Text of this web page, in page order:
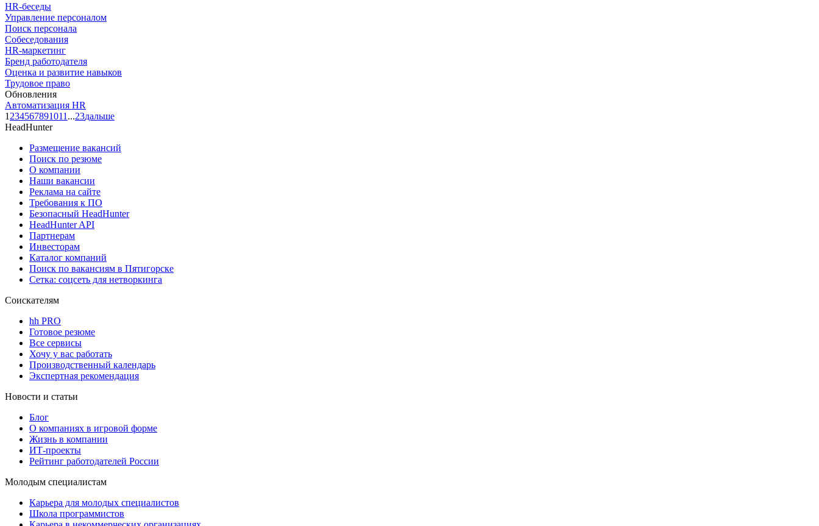
HR-беседы
Управление персоналом
Поиск персонала
Собеседования
HR-маркетинг
Бренд работодателя
Оценка и развитие навыков
Трудовое право
Обновления
Автоматизация HR
1 234567891011 ...23дальше
HeadHunter
Размещение вакансий
Поиск по резюме
О компании
Наши вакансии
Реклама на сайте
Требования к ПО
Безопасный HeadHunter
HeadHunter API
Партнерам
Инвесторам
Каталог компаний
Поиск по вакансиям в Пятигорске
Сетка: соцсеть для нетворкинга
Соискателям
hh PRO
Готовое резюме
Все сервисы
Хочу у вас работать
Производственный календарь
Экспертная рекомендация
Новости и статьи
Блог
О компаниях в игровой форме
Жизнь в компании
ИТ-проекты
Рейтинг работодателей России
Молодым специалистам
Карьера для молодых специалистов
Школа программистов